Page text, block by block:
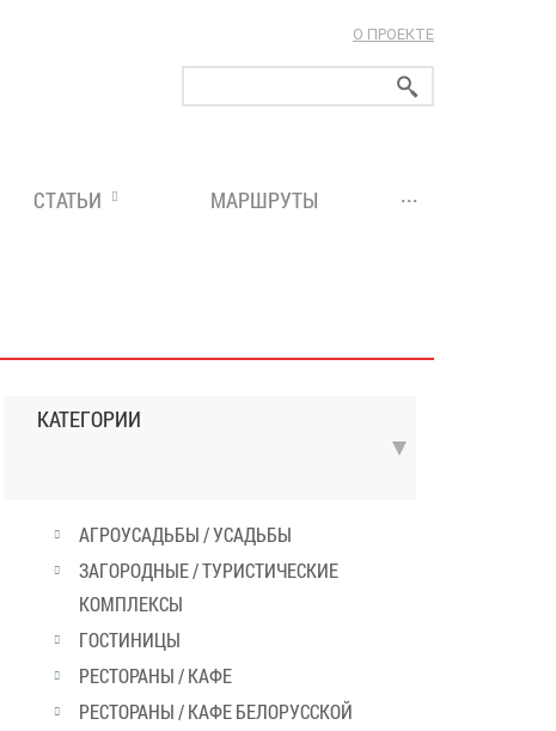
О ПРОЕКТЕ
СТАТЬИ МАРШРУТЫ ...
КАТЕГОРИИ
АГРОУСАДЬБЫ / УСАДЬБЫ
ЗАГОРОДНЫЕ / ТУРИСТИЧЕСКИЕ
КОМПЛЕКСЫ
ГОСТИНИЦЫ
РЕСТОРАНЫ / КАФЕ
РЕСТОРАНЫ / КАФЕ БЕЛОРУССКОЙ